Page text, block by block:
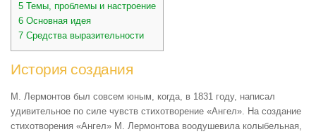
5 Темы, проблемы и настроение
6 Основная идея
7 Средства выразительности
История создания
М. Лермонтов был совсем юным, когда, в 1831 году, написал
удивительное по силе чувств стихотворение «Ангел». На создание
стихотворения «Ангел» М. Лермонтова воодушевила колыбельная,